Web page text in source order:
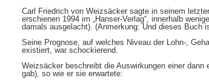
Carl Friedrich von Weizsäcker sagte in seinem
erschienen 1994 im „Hanser-Verlag“, innerhalb
damals ausgelacht). (Anmerkung: Und dieses Buch
Seine Prognose, auf welches Niveau der Lohn-,
existiert, war schockierend.
Weizsäcker beschreibt die Auswirkungen einer dann
gab), so wie er sie erwartete: